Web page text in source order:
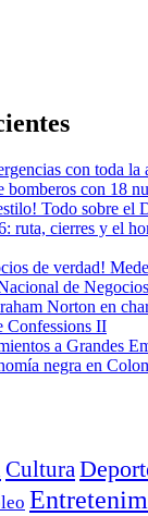
con toda
bomberos con 18
Todo sobre el
ruta, cierres y el
de verdad!
de
Norton en
Confessions II
a Grandes
negra en
Cultura